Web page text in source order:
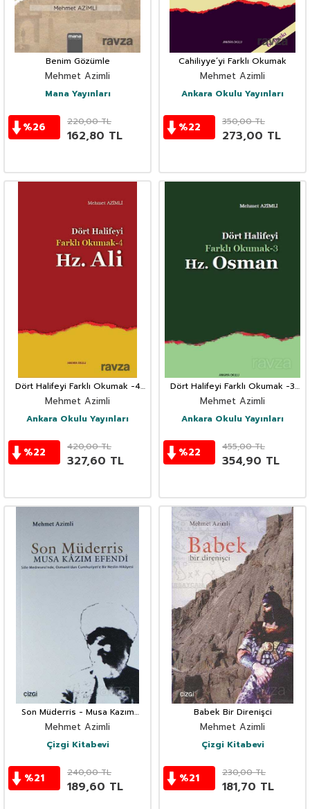
Benim Gözümle
Mehmet Azimli
Mana Yayınları
%26 220,00TL
162,80 TL
Cahiliyye’yi Farklı Okumak
Mehmet Azimli
Ankara Okulu Yayınları
%22 350,00TL
273,00 TL
Dört Halifeyi Farklı Okumak -4
Hz. Ali
Mehmet Azimli
Ankara Okulu Yayınları
%22 420,00TL
327,60 TL
Dört Halifeyi Farklı Okumak -3
Hz.Osman
Mehmet Azimli
Ankara Okulu Yayınları
%22 455,00TL
354,90 TL
Son Müderris - Musa Kazım
Efendi
Mehmet Azimli
Çizgi Kitabevi
%21 240,00TL
189,60 TL
Babek Bir Direnişci
Mehmet Azimli
Çizgi Kitabevi
%21 230,00TL
181,70 TL